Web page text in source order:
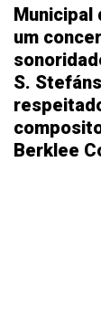
Municipal
um
S.
Berklee